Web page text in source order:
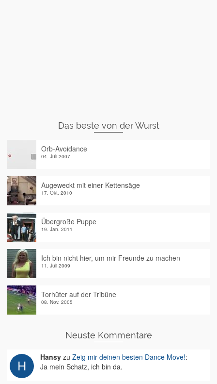
Das beste von der Wurst
Orb-Avoidance
04. Juli 2007
Augeweckt mit einer Kettensäge
17. Okt. 2010
Übergroße Puppe
19. Jan. 2011
Ich bin nicht hier, um mir Freunde zu machen
11. Juli 2009
Torhüter auf der Tribüne
08. Nov. 2005
Neuste Kommentare
Hansy zu Zeig mir deinen besten Dance Move!:
Ja mein Schatz, ich bin da.